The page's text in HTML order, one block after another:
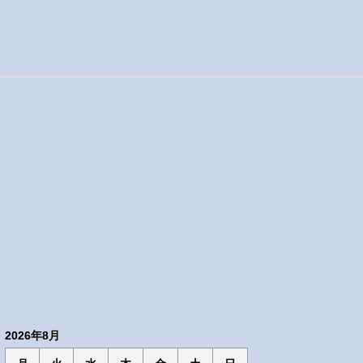
2026年8月